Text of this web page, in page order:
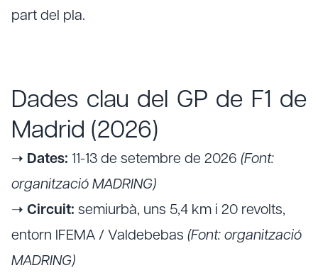
part del pla.
Dades clau del GP de F1 de
Madrid (2026)
➝ Dates: 11-13 de setembre de 2026 (Font:
organització MADRING)
➝ Circuit: semiurbà, uns 5,4 km i 20 revolts,
entorn IFEMA / Valdebebas (Font: organització
MADRING)